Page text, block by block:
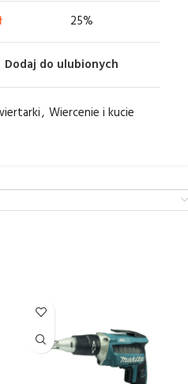
25%
Dodaj do ulubionych
, Wiercenie i kucie